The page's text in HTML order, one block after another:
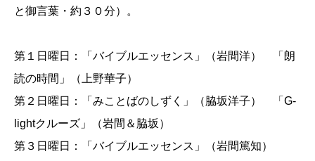
と御言葉・約３０分）。
第１日曜日：「バイブルエッセンス」（岩間洋） 「朗
読の時間」（上野華子）
第２日曜日：「みことばのしずく」（脇坂洋子） 「G-
lightクルーズ」（岩間＆脇坂）
第３日曜日：「バイブルエッセンス」（岩間篤知）